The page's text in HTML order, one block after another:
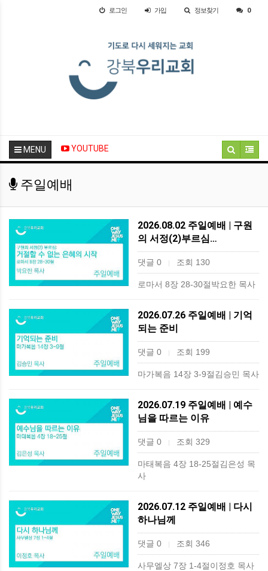
로그인 가입 정보찾기 0
MENU YOUTUBE
주일예배
2026.08.02 주일예배 | 구원
의 서정(2)부르심…
댓글 0 | 조회 130
로마서 8장 28-30절박요한 목사
2026.07.26 주일예배 | 기억
되는 준비
댓글 0 | 조회 199
마가복음 14장 3-9절김승민 목사
2026.07.19 주일예배 | 예수
님을 따르는 이유
댓글 0 | 조회 329
마태복음 4장 18-25절김은성 목
사
2026.07.12 주일예배 | 다시
하나님께
댓글 0 | 조회 346
사무엘상 7장 1-4절이정호 목사